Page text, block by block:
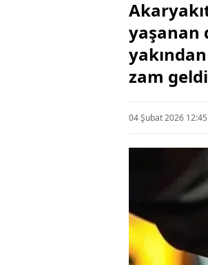
yaşanan
zam
04 Şubat 2026 12:45